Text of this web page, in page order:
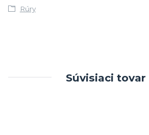
Rúry
Súvisiaci tovar